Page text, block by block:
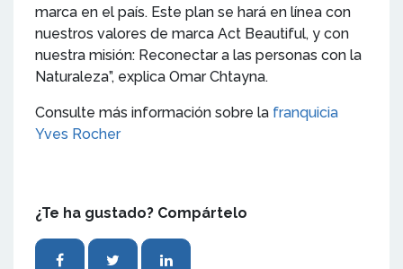
marca en el país. Este plan se hará en línea con
nuestros valores de marca Act Beautiful, y con
nuestra misión: Reconectar a las personas con la
Naturaleza”, explica Omar Chtayna.
Consulte más información sobre la franquicia
Yves Rocher
¿Te ha gustado? Compártelo